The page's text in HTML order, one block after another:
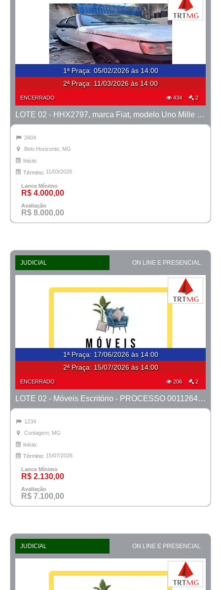
1ª Praça: 05/02/2026 às 14:00
2ª Praça: 11/03/2026 às 14:00
ENCERRADO 434 2
LOTE 02 - HHX2797, marca Fiat, modelo Uno Mille Fire Flex, ano 2008/2008
2604
Belo Horizonte, MG
Início:
Término: 11/03/2026
Lance Mínimo
R$ 4.000,00
Avaliação
R$ 8.000,00
JUDICIAL ON LINE E PRESENCIAL
1ª Praça: 17/06/2026 às 14:00
2ª Praça: 15/07/2026 às 14:00
ENCERRADO 206 2
LOTE 02 - Móveis Escritório - PROCESSO 0011264-95.2023-6ª CONTAGEM
1234
Contagem, MG
Início:
Término: 15/07/2026
Lance Mínimo
R$ 2.130,00
Avaliação
R$ 7.100,00
JUDICIAL ON LINE E PRESENCIAL